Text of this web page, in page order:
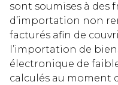
sont soumises à des
d’importation non
facturés afin de
l’importation de
électronique de
calculés au moment